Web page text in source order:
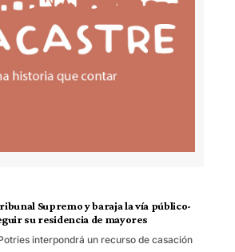
Supremo y baraja la vía público-
su residencia de mayores
interpondrá un recurso de casación